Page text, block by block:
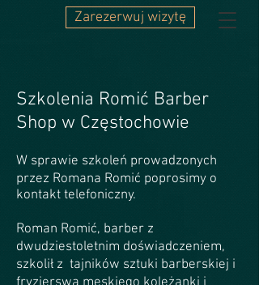
Zarezerwuj wizytę
Szkolenia Romić Barber
Shop w Częstochowie
W sprawie szkoleń prowadzonych
przez Romana Romić poprosimy o
kontakt telefoniczny.
Roman Romić, barber z
dwudziestoletnim doświadczeniem,
szkolił z tajników sztuki barberskiej i